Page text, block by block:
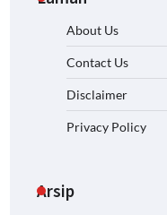
About Us
Contact Us
Disclaimer
Privacy Policy
Arsip